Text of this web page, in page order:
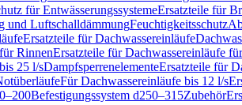
für EntwässerungssystemeErsatzteile für
und LuftschalldämmungFeuchtigkeitsschutz
Ersatzteile für Dachwassereinläufe
RinnenErsatzteile für Dachwassereinläufe
25 l/sDampfsperrenelementeErsatzteile für
Für Dachwassereinläufe bis 12 l/s
Befestigungssystem d250–315Zubehör